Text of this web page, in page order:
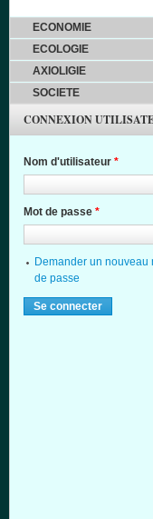
ECONOMIE
ECOLOGIE
AXIOLIGIE
SOCIETE
CONNEXION
Nom d'utilisateur *
Mot de passe *
Demander un nouveau
de passe